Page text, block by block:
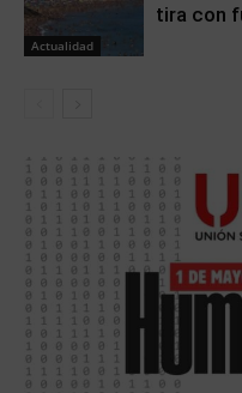
Actualidad
tira con